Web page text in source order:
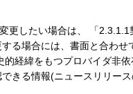
更したい場合は、 「
る場合には、書面と合わ
的経緯をもつプロバイダ非
きる情報(ニュースリリー